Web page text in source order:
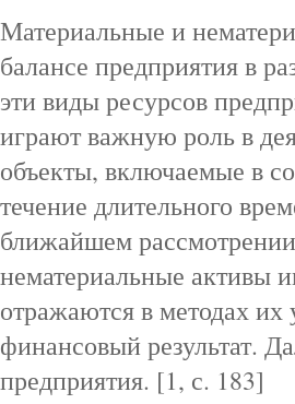
Материальные и
балансе предприятия в
эти виды ресурсов
играют важную роль в
объекты, включаемые в
течение длительного
ближайшем
нематериальные активы
отражаются в методах их
финансовый результат.
предприятия. [1, с. 183]